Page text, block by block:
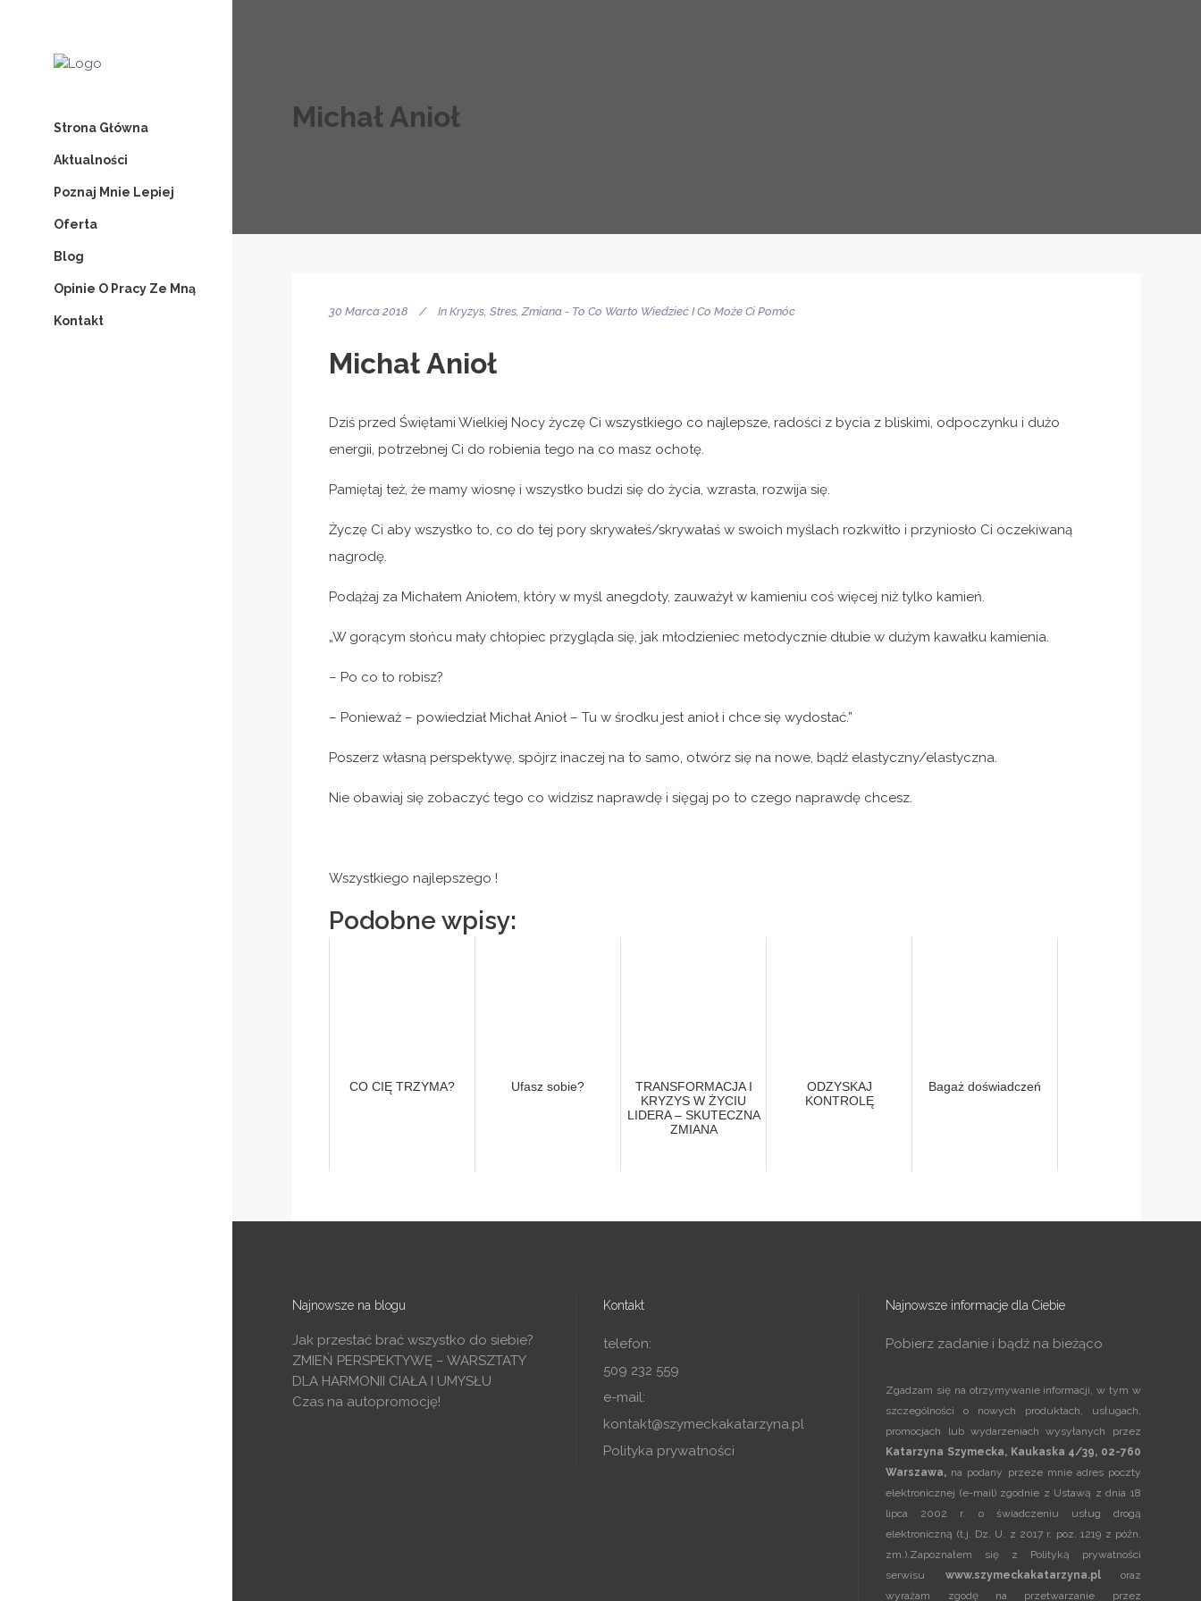
Strona Główna
Aktualności
Poznaj Mnie Lepiej
Oferta
Blog
Opinie O Pracy Ze Mną
Kontakt
Michał Anioł
30 Marca 2018 In Kryzys, Stres, Zmiana - To Co Warto Wiedzieć I Co Może Ci Pomóc
Michał Anioł
Dziś przed Świętami Wielkiej Nocy życzę Ci wszystkiego co najlepsze, radości z bycia z bliskimi, odpoczynku i dużo
energii, potrzebnej Ci do robienia tego na co masz ochotę.
Pamiętaj też, że mamy wiosnę i wszystko budzi się do życia, wzrasta, rozwija się.
Życzę Ci aby wszystko to, co do tej pory skrywałeś/skrywałaś w swoich myślach rozkwitło i przyniosło Ci oczekiwaną
nagrodę.
Podążaj za Michałem Aniołem, który w myśl anegdoty, zauważył w kamieniu coś więcej niż tylko kamień.
„W gorącym słońcu mały chłopiec przygląda się, jak młodzieniec metodycznie dłubie w dużym kawałku kamienia.
– Po co to robisz?
– Ponieważ – powiedział Michał Anioł – Tu w środku jest anioł i chce się wydostać.”
Poszerz własną perspektywę, spójrz inaczej na to samo, otwórz się na nowe, bądź elastyczny/elastyczna.
Nie obawiaj się zobaczyć tego co widzisz naprawdę i sięgaj po to czego naprawdę chcesz.
Wszystkiego najlepszego !
Podobne wpisy:
CO CIĘ TRZYMA? Ufasz sobie?
TRANSFORMACJA I
KRYZYS W ŻYCIU
LIDERA – SKUTECZNA
ZMIANA
ODZYSKAJ
KONTROLĘ
Bagaż doświadczeń
Najnowsze na blogu
Jak przestać brać wszystko do siebie?
ZMIEŃ PERSPEKTYWĘ – WARSZTATY
DLA HARMONII CIAŁA I UMYSŁU
Czas na autopromocję!
Kontakt
telefon:
509 232 559
e-mail:
kontakt@szymeckakatarzyna.pl
Polityka prywatności
Najnowsze informacje dla Ciebie
Pobierz zadanie i bądź na bieżąco
Zgadzam się na otrzymywanie informacji, w tym w
szczególności o nowych produktach, usługach,
promocjach lub wydarzeniach wysyłanych przez
Katarzyna Szymecka, Kaukaska 4/39, 02-760
Warszawa, na podany przeze mnie adres poczty
elektronicznej (e-mail) zgodnie z Ustawą z dnia 18
lipca 2002 r. o świadczeniu usług drogą
elektroniczną (t.j. Dz. U. z 2017 r. poz. 1219 z późn.
zm.).Zapoznałem się z Polityką prywatności
serwisu www.szymeckakatarzyna.ploraz
wyrażam zgodę na przetwarzanie przez